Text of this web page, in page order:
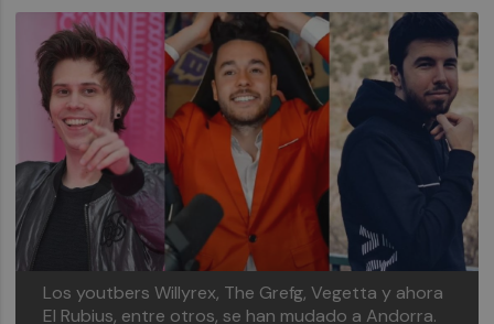
Los youtbers Willyrex, The Grefg, Vegetta y ahora
El Rubius, entre otros, se han mudado a Andorra.